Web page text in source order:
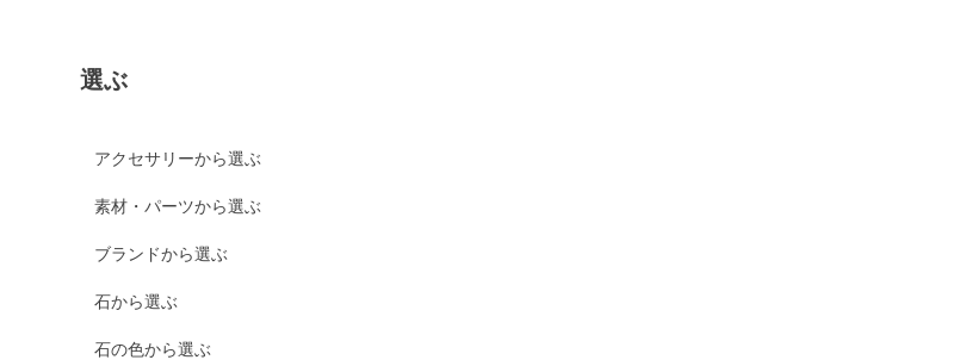
選ぶ
アクセサリーから選ぶ
素材・パーツから選ぶ
ブランドから選ぶ
石から選ぶ
石の色から選ぶ